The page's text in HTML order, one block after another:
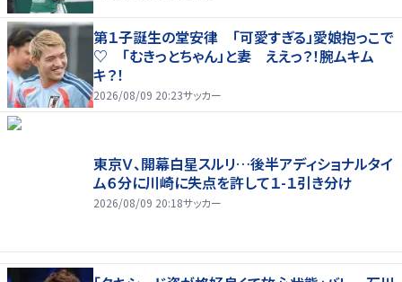
第１子誕生の堂安律 「可愛すぎる」愛娘抱っこで
♡ 「むきっとちゃん」と妻 ええっ？！腕ムキム
キ？！
2026/08/09 20:23サッカー
東京Ｖ、開幕白星スルリ…後半アディショナルタイ
ム６分に川崎に失点を許して１-１引き分け
2026/08/09 20:18サッカー